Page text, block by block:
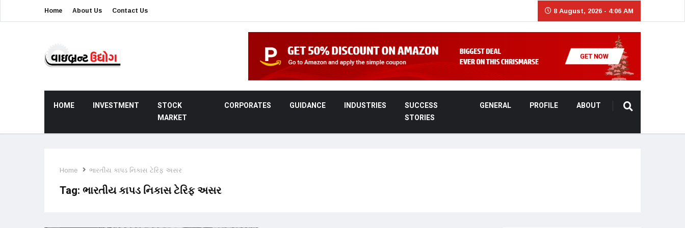
Home About Us Contact Us 8 August, 2026 - 4:06 AM
HOME INVESTMENT
STOCK
MARKET
CORPORATES GUIDANCE INDUSTRIES
SUCCESS
STORIES
GENERAL PROFILE ABOUT
Home ભારતીય કાપડ નિકાસ ટેરિફ અસર
Tag: ભારતીય કાપડ નિકાસ ટેરિફ અસર